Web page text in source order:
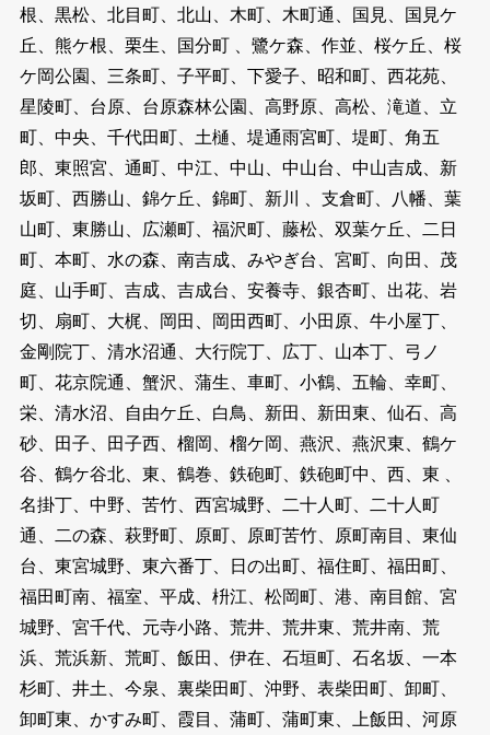
根、黒松、北目町、北山、木町、木町通、国見、国見ケ
丘、熊ケ根、栗生、国分町 、鷺ケ森、作並、桜ケ丘、桜
ケ岡公園、三条町、子平町、下愛子、昭和町、西花苑、
星陵町、台原、台原森林公園、高野原、高松、滝道、立
町、中央、千代田町、土樋、堤通雨宮町、堤町、角五
郎、東照宮、通町、中江、中山、中山台、中山吉成、新
坂町、西勝山、錦ケ丘、錦町、新川 、支倉町、八幡、葉
山町、東勝山、広瀬町、福沢町、藤松、双葉ケ丘、二日
町、本町、水の森、南吉成、みやぎ台、宮町、向田、茂
庭、山手町、吉成、吉成台、安養寺、銀杏町、出花、岩
切、扇町、大梶、岡田、岡田西町、小田原、牛小屋丁、
金剛院丁、清水沼通、大行院丁、広丁、山本丁、弓ノ
町、花京院通、蟹沢、蒲生、車町、小鶴、五輪、幸町、
栄、清水沼、自由ケ丘、白鳥、新田、新田東、仙石、高
砂、田子、田子西、榴岡、榴ケ岡、燕沢、燕沢東、鶴ケ
谷、鶴ケ谷北、東、鶴巻、鉄砲町、鉄砲町中、西、東 、
名掛丁、中野、苦竹、西宮城野、二十人町、二十人町
通、二の森、萩野町、原町、原町苦竹、原町南目、東仙
台、東宮城野、東六番丁、日の出町、福住町、福田町、
福田町南、福室、平成、枡江、松岡町、港、南目館、宮
城野、宮千代、元寺小路、荒井、荒井東、荒井南、荒
浜、荒浜新、荒町、飯田、伊在、石垣町、石名坂、一本
杉町、井土、今泉、裏柴田町、沖野、表柴田町、卸町、
卸町東、かすみ町、霞目、蒲町、蒲町東、上飯田、河原